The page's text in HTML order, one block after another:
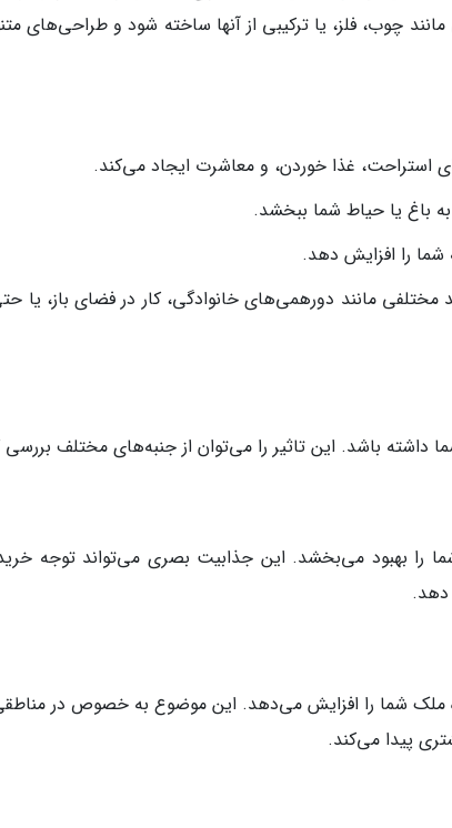
چوب، فلز، یا ترکیبی از آنها ساخته شود و طراحی‌های
استراحت، غذا خوردن، و معاشرت ایجاد می‌کند.
باغ یا حیاط شما ببخشد.
را افزایش دهد.
مانند دورهمی‌های خانوادگی، کار در فضای باز، یا
داشته باشد. این تاثیر را می‌توان از جنبه‌های مختلف بررسی
را بهبود می‌بخشد. این جذابیت بصری می‌تواند توجه
دهد.
ملک شما را افزایش می‌دهد. این موضوع به خصوص در
پیدا می‌کند.